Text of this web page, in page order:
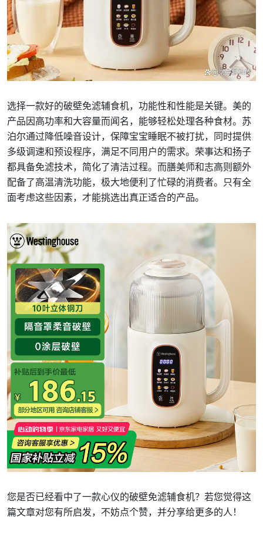
选择一款好的破壁免滤辅食机，功能性和性能是关键。美的
产品因高功率和大容量而闻名，能够轻松处理各种食材。苏
泊尔通过降低噪音设计，保障宝宝睡眠不被打扰，同时提供
多级调速和预设程序，满足不同用户的需求。荣事达和扬子
都具备免滤技术，简化了清洁过程。而膳美师和志高则额外
配备了高温清洗功能，极大地便利了忙碌的消费者。只有全
面考虑这些因素，才能挑选出真正适合的产品。
您是否已经看中了一款心仪的破壁免滤辅食机？若您觉得这
篇文章对您有所启发，不妨点个赞，并分享给更多的人！